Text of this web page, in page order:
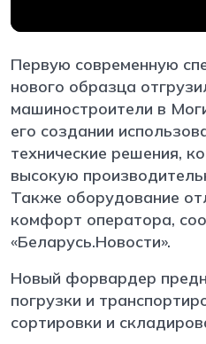
Первую современную
нового образца
машиностроители в
его создании
технические решения,
высокую
Также оборудование
комфорт оператора,
«Беларусь.Новости».
Новый форвардер
погрузки и
сортировки и